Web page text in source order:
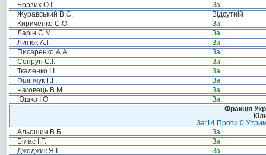
Борзих О.І.
За
Журавський В.С.
Відсутній
Кириченко С.О.
За
Ларін С.М.
За
Литюк А.І.
За
Писаренко А.А.
За
Сопрун С.І.
За
Ткаленко І.І.
За
Філіпчук Г.Г.
За
Чаговець В.М.
За
Юшко І.О.
За
Фракція
За:14 Проти:0
Альошин В.Б.
За
Білас І.Г.
За
Джоджик Я.І.
За